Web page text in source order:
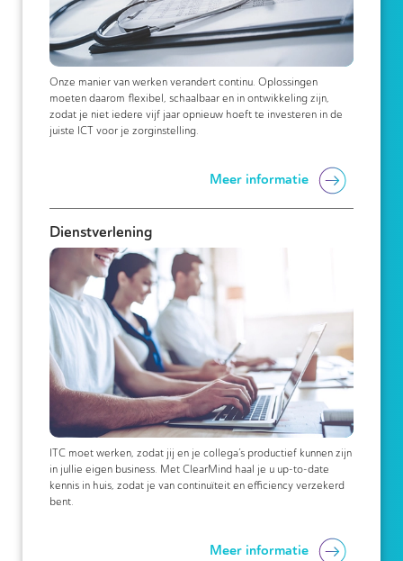
Onze manier van werken verandert continu. Oplossingen
moeten daarom flexibel, schaalbaar en in ontwikkeling zijn,
zodat je niet iedere vijf jaar opnieuw hoeft te investeren in de
juiste ICT voor je zorginstelling.
Meer informatie
Dienstverlening
ITC moet werken, zodat jij en je collega’s productief kunnen zijn
in jullie eigen business. Met ClearMind haal je u up-to-date
kennis in huis, zodat je van continuïteit en efficiency verzekerd
bent.
Meer informatie